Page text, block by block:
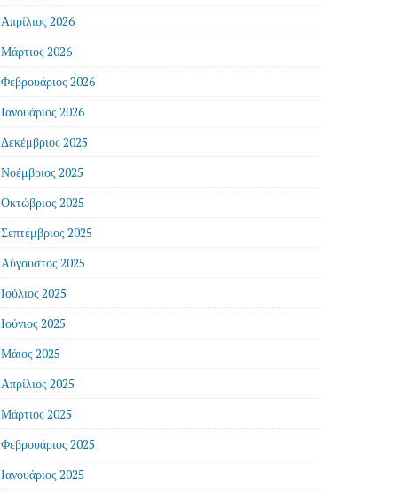
Απρίλιος 2026
Μάρτιος 2026
Φεβρουάριος 2026
Ιανουάριος 2026
Δεκέμβριος 2025
Νοέμβριος 2025
Οκτώβριος 2025
Σεπτέμβριος 2025
Αύγουστος 2025
Ιούλιος 2025
Ιούνιος 2025
Μάιος 2025
Απρίλιος 2025
Μάρτιος 2025
Φεβρουάριος 2025
Ιανουάριος 2025